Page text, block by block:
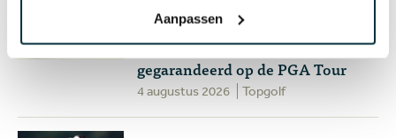
Aanpassen
Wie speelt waar? Week 32 - Anne
van Dam op zoek naar eerste
topresultaat en drama
gegarandeerd op de PGA Tour
4 augustus 2026 Topgolf